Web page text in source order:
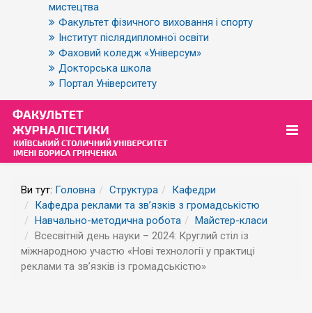
мистецтва
Факультет фізичного виховання і спорту
Інститут післядипломної освіти
Фаховий коледж «Універсум»
Докторська школа
Портал Університету
Ви тут: Головна Структура
Кафедри
Кафедра реклами та зв’язків з громадськістю
Навчально-методична робота
Майстер-класи
Всесвітній день науки – 2024: Круглий стіл із
міжнародною участю «Нові технології у практиці
реклами та зв’язків із громадськістю»